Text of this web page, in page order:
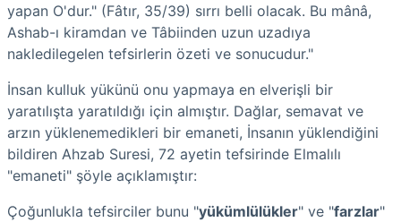
yapan O'dur." (Fâtır, 35/39) sırrı belli olacak. Bu mânâ,
Ashab-ı kiramdan ve Tâbiinden uzun uzadıya
nakledilegelen tefsirlerin özeti ve sonucudur."
İnsan kulluk yükünü onu yapmaya en elverişli bir
yaratılışta yaratıldığı için almıştır. Dağlar, semavat ve
arzın yüklenemedikleri bir emaneti, İnsanın yüklendiğini
bildiren Ahzab Suresi, 72 ayetin tefsirinde Elmalılı
"emaneti" şöyle açıklamıştır:
Çoğunlukla tefsirciler bunu "yükümlülükler" ve "farzlar"